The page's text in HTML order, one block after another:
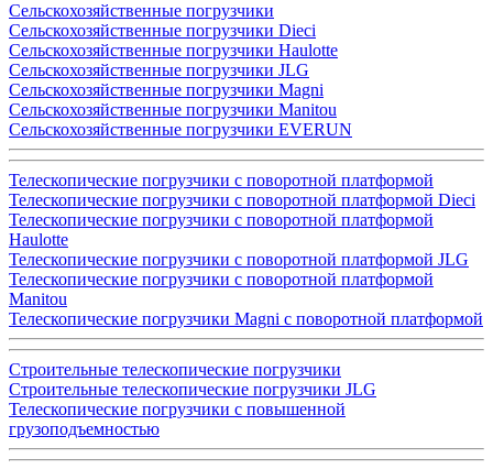
Сельскохозяйственные погрузчики
Сельскохозяйственные погрузчики Dieci
Сельскохозяйственные погрузчики Haulotte
Сельскохозяйственные погрузчики JLG
Сельскохозяйственные погрузчики Magni
Сельскохозяйственные погрузчики Manitou
Сельскохозяйственные погрузчики EVERUN
Телескопические погрузчики с поворотной платформой
Телескопические погрузчики с поворотной платформой Dieci
Телескопические погрузчики с поворотной платформой
Haulotte
Телескопические погрузчики с поворотной платформой JLG
Телескопические погрузчики с поворотной платформой
Manitou
Телескопические погрузчики Magni с поворотной платформой
Строительные телескопические погрузчики
Строительные телескопические погрузчики JLG
Телескопические погрузчики с повышенной
грузоподъемностью